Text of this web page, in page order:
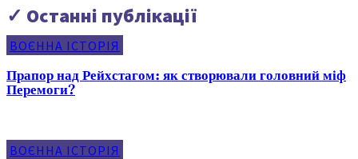
✓ Останні публікації
ВОЄННА ІСТОРІЯ
Прапор над Рейхстагом: як створювали головний міф
Перемоги?
ВОЄННА ІСТОРІЯ